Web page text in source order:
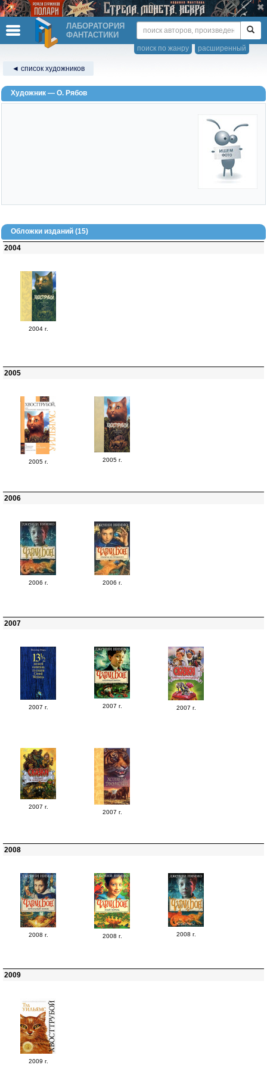
ЛАБОРАТОРИЯ
ФАНТАСТИКИ
расширенный
поиск по жанру
◄ список художников
Художник — О. Рябов
Обложки изданий (15)
2004
2004 г.
2005
2005 г. 2005 г.
2006
2006 г. 2006 г.
2007
2007 г. 2007 г. 2007 г.
2007 г.
2007 г.
2008
2008 г. 2008 г. 2008 г.
2009
2009 г.